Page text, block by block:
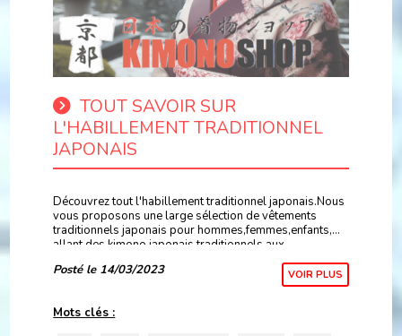
TOUT SAVOIR SUR
L'HABILLEMENT TRADITIONNEL
JAPONAIS
Découvrez tout l'habillement traditionnel japonais.Nous
vous proposons une large sélection de vêtements
traditionnels japonais pour hommes,femmes,enfants,
allant des kimono japonais traditionnels,aux
Samue,Jinbei,Yukata haute qualité et bien plus..
Posté le 14/03/2023 VOIR PLUS
Mots clés :